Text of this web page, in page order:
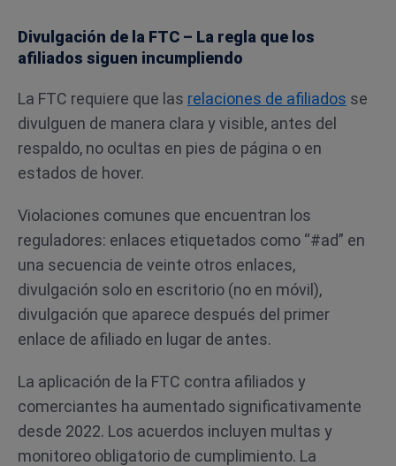
Divulgación de la FTC – La regla que los
afiliados siguen incumpliendo
La FTC requiere que las relaciones de afiliados se
divulguen de manera clara y visible, antes del
respaldo, no ocultas en pies de página o en
estados de hover.
Violaciones comunes que encuentran los
reguladores: enlaces etiquetados como “#ad” en
una secuencia de veinte otros enlaces,
divulgación solo en escritorio (no en móvil),
divulgación que aparece después del primer
enlace de afiliado en lugar de antes.
La aplicación de la FTC contra afiliados y
comerciantes ha aumentado significativamente
desde 2022. Los acuerdos incluyen multas y
monitoreo obligatorio de cumplimiento. La